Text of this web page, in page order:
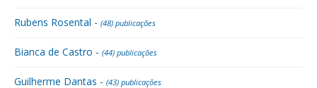
Rubens Rosental - (48) publicações
Bianca de Castro - (44) publicações
Guilherme Dantas - (43) publicações